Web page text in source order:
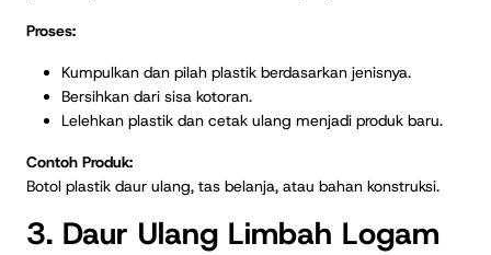
Proses:
Kumpulkan dan pilah plastik berdasarkan jenisnya.
Bersihkan dari sisa kotoran.
Lelehkan plastik dan cetak ulang menjadi produk baru.
Contoh Produk:
Botol plastik daur ulang, tas belanja, atau bahan konstruksi.
3. Daur Ulang Limbah Logam